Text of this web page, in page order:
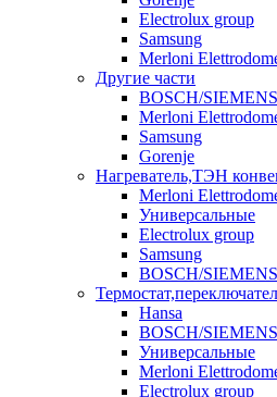
Electrolux group
Samsung
Merloni
Другие части
BOSCH/
Merloni
Samsung
Gorenje
Нагреватель,ТЭН
Merloni
Универсальные
Electrolux group
Samsung
BOSCH/
Hansa
BOSCH/
Универсальные
Merloni
Electrolux group